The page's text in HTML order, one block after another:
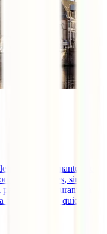
de los amantes de
encanto esa es, sin
del país durante la
del año, quieres